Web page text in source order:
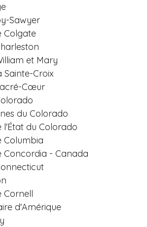
Sawyer
Colgate
et Mary
Sainte-Croix
Cœur
du Colorado
l'État du Colorado
Columbia
Concordia - Canada
Cornell
d'Amérique